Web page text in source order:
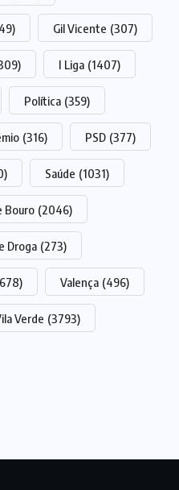
Gil Vicente (307)
I Liga (1407)
Política (359)
(316) PSD (377)
Saúde (1031)
Bouro (2046)
Droga (273)
Valença (496)
Verde (3793)